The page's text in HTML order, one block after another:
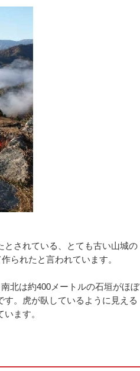
とされている、とても古い山城の
られたと言われています。
北は約400メートルの石垣がほぼ
。虎が臥しているように見える
ます。